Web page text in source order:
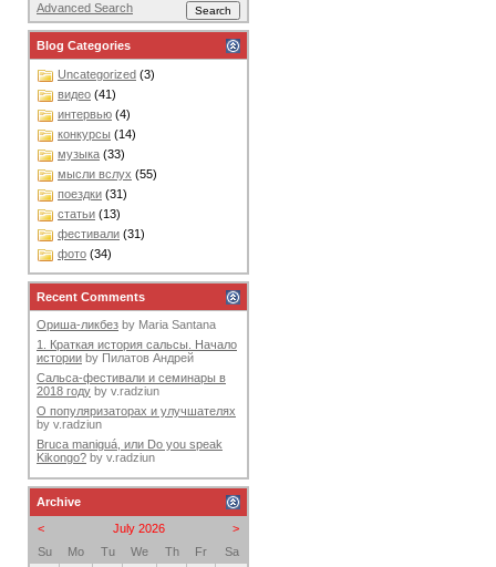
Advanced Search
Blog Categories
Uncategorized (3)
видео (41)
интервью (4)
конкурсы (14)
музыка (33)
мысли вслух (55)
поездки (31)
статьи (13)
фестивали (31)
фото (34)
Recent Comments
Ориша-ликбез by Maria Santana
1. Краткая история сальсы. Начало
истории by Пилатов Андрей
Сальса-фестивали и семинары в
2018 году by v.radziun
О популяризаторах и улучшателях
by v.radziun
Bruca maniguá, или Do you speak
Kikongo? by v.radziun
Archive
<
>
July 2026
Su
Mo Tu We Th Fr
Sa